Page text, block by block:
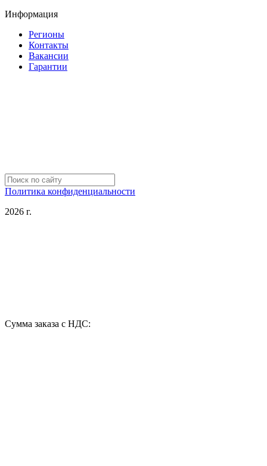
Информация
Регионы
Контакты
Вакансии
Гарантии
Политика конфиденциальности
2026 г.
Сумма заказа с НДС: